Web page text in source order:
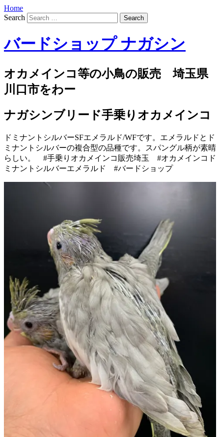
Home
Search
バードショップ ナガシン
オカメインコ等の小鳥の販売 埼玉県
川口市をわー
ナガシンブリード手乗りオカメインコ
ドミナントシルバーSFエメラルド/WFです。エメラルドとド
ミナントシルバーの複合型の品種です。スパングル柄が素晴
らしい。 #手乗りオカメインコ販売埼玉 #オカメインコド
ミナントシルバーエメラルド #バードショップ